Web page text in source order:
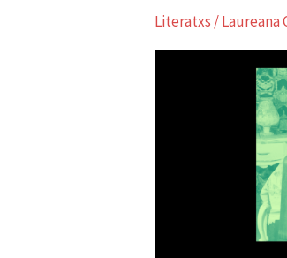
Literatxs /Laureana
Amor
y